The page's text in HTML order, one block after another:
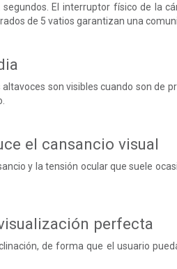
El interruptor físico de la
de 5 vatios garantizan una
son visibles cuando son de
el cansancio visual
y la tensión ocular que suele
perfecta
de forma que el usuario